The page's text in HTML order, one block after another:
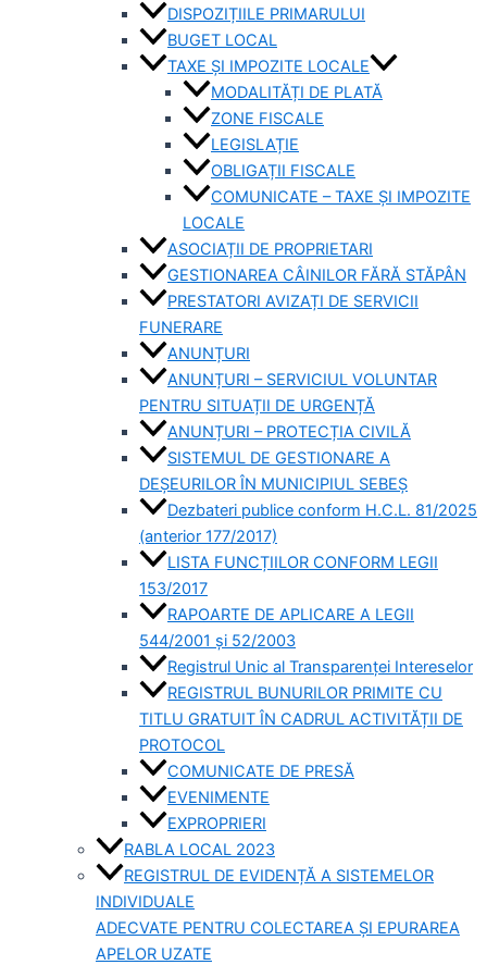
DISPOZIȚIILE PRIMARULUI
BUGET LOCAL
TAXE ȘI IMPOZITE LOCALE
MODALITĂȚI DE PLATĂ
ZONE FISCALE
LEGISLAȚIE
OBLIGAȚII FISCALE
COMUNICATE – TAXE ȘI IMPOZITE
LOCALE
ASOCIAȚII DE PROPRIETARI
GESTIONAREA CÂINILOR FĂRĂ STĂPÂN
PRESTATORI AVIZAȚI DE SERVICII
FUNERARE
ANUNȚURI
ANUNȚURI – SERVICIUL VOLUNTAR
PENTRU SITUAȚII DE URGENȚĂ
ANUNȚURI – PROTECȚIA CIVILĂ
SISTEMUL DE GESTIONARE A
DEȘEURILOR ÎN MUNICIPIUL SEBEȘ
Dezbateri publice conform H.C.L. 81/2025
(anterior 177/2017)
LISTA FUNCȚIILOR CONFORM LEGII
153/2017
RAPOARTE DE APLICARE A LEGII
544/2001 și 52/2003
Registrul Unic al Transparenței Intereselor
REGISTRUL BUNURILOR PRIMITE CU
TITLU GRATUIT ÎN CADRUL ACTIVITĂȚII DE
PROTOCOL
COMUNICATE DE PRESĂ
EVENIMENTE
EXPROPRIERI
RABLA LOCAL 2023
REGISTRUL DE EVIDENȚĂ A SISTEMELOR
INDIVIDUALE
ADECVATE PENTRU COLECTAREA ȘI EPURAREA
APELOR UZATE